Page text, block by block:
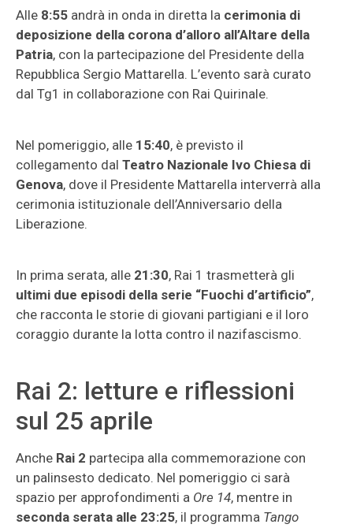
Alle 8:55 andrà in onda in diretta la cerimonia di
deposizione della corona d’alloro all’Altare della
Patria, con la partecipazione del Presidente della
Repubblica Sergio Mattarella. L’evento sarà curato
dal Tg1 in collaborazione con Rai Quirinale.
Nel pomeriggio, alle 15:40, è previsto il
collegamento dal Teatro Nazionale Ivo Chiesa di
Genova, dove il Presidente Mattarella interverrà alla
cerimonia istituzionale dell’Anniversario della
Liberazione.
In prima serata, alle 21:30, Rai 1 trasmetterà gli
ultimi due episodi della serie “Fuochi d’artificio”,
che racconta le storie di giovani partigiani e il loro
coraggio durante la lotta contro il nazifascismo.
Rai 2: letture e riflessioni
sul 25 aprile
Anche Rai 2 partecipa alla commemorazione con
un palinsesto dedicato. Nel pomeriggio ci sarà
spazio per approfondimenti a Ore 14, mentre in
seconda serata alle 23:25, il programma Tango